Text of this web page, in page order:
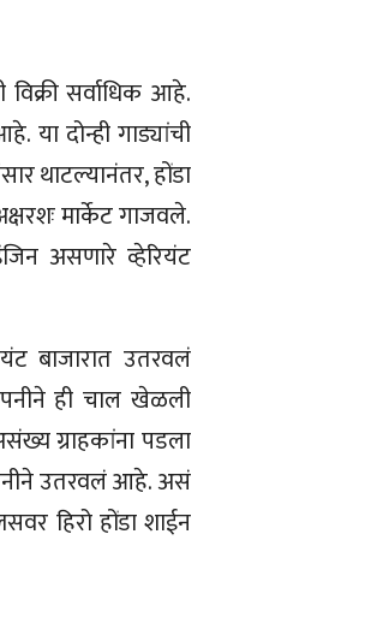
सर्वाधिक आहे.
दोन्ही गाड्यांची
थाटल्यानंतर, होंडा
मार्केट गाजवले.
असणारे व्हेरियंट
बाजारात उतरवलं
ही चाल खेळली
ग्राहकांना पडला
उतरवलं आहे. असं
हिरो होंडा शाईन